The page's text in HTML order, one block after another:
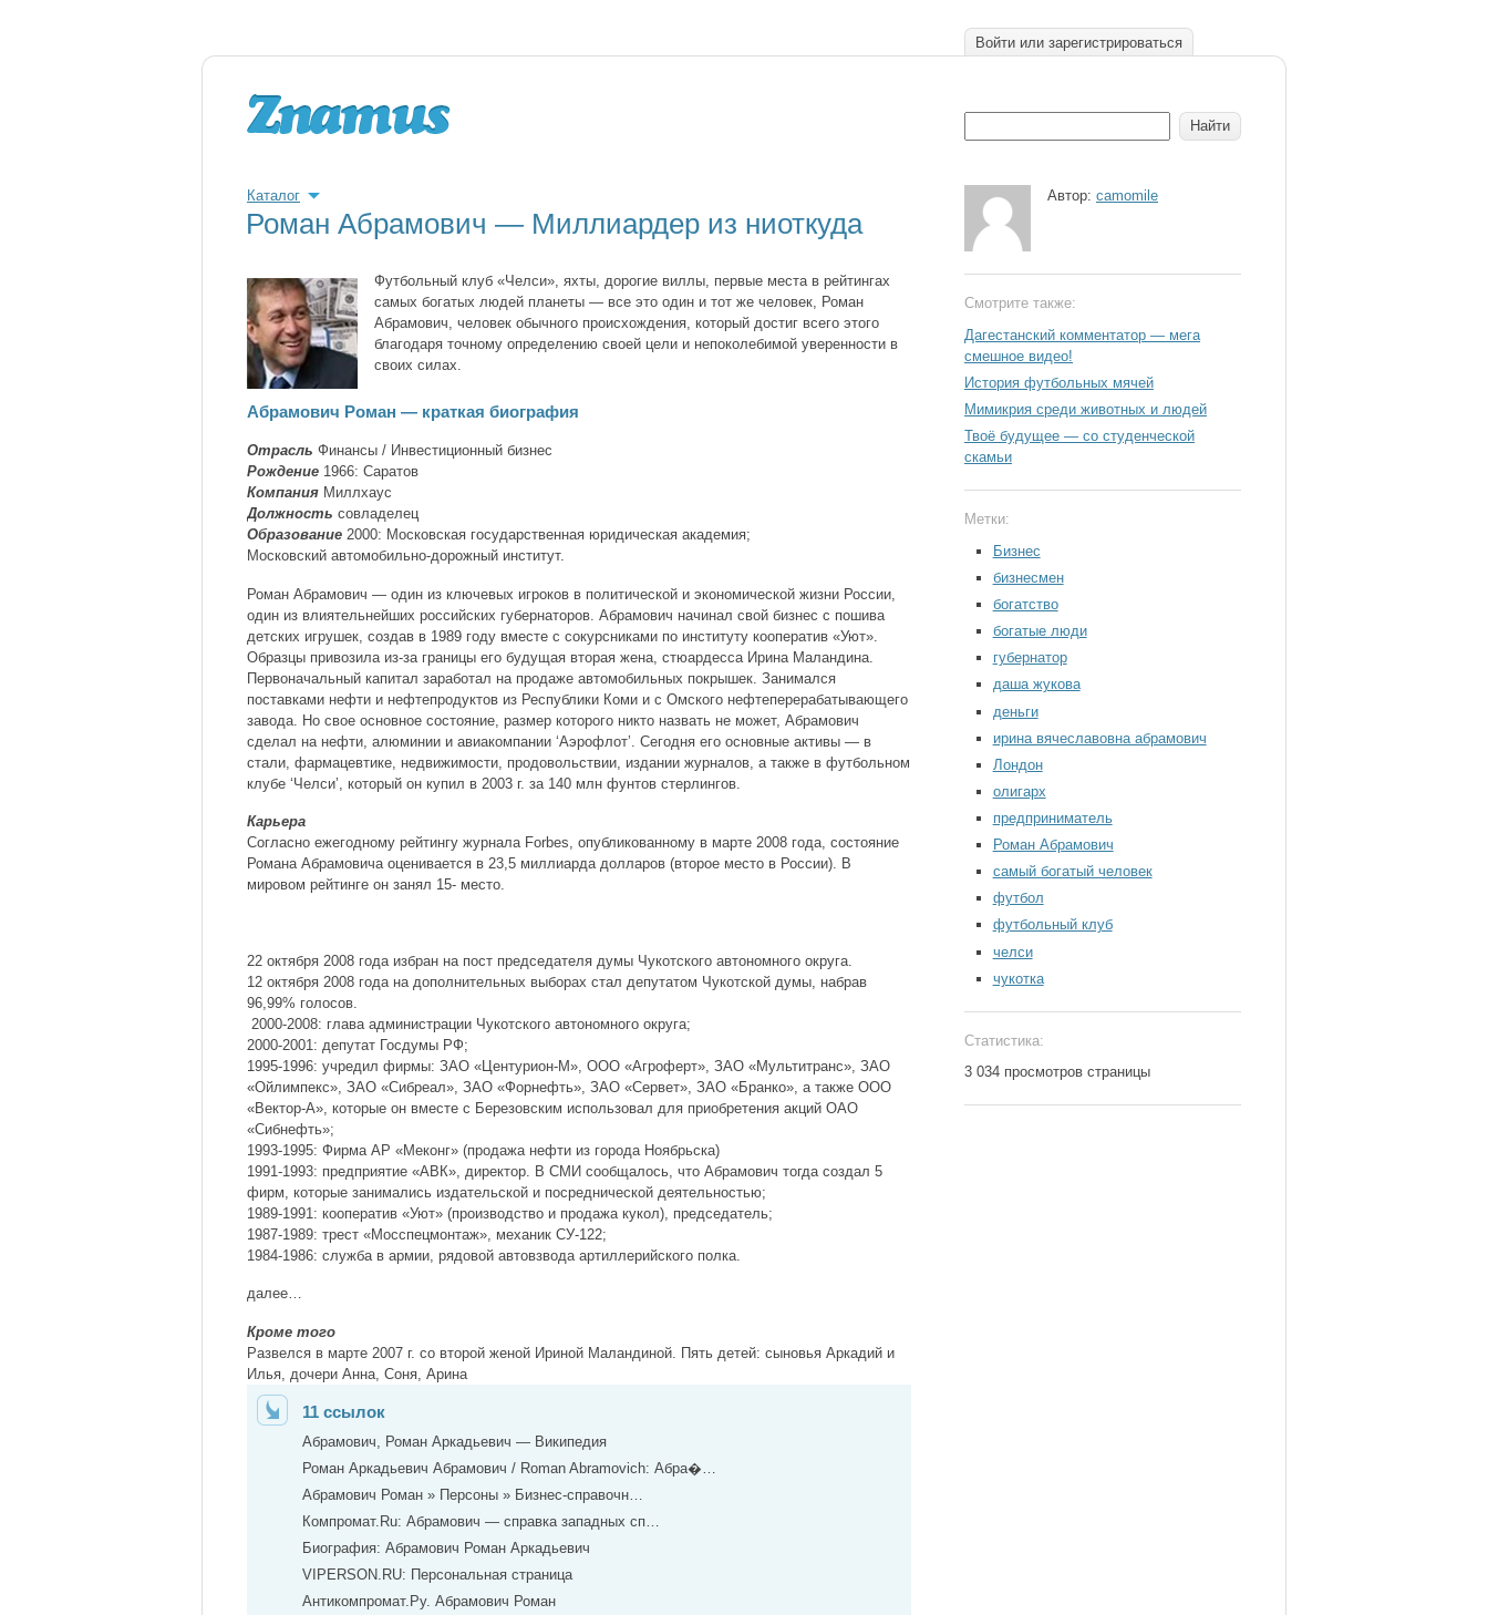
Войти или зарегистрироваться
Каталог
Роман Абрамович — Миллиардер из ниоткуда
Футбольный клуб «Челси», яхты, дорогие виллы, первые места в рейтингах
самых богатых людей планеты — все это один и тот же человек, Роман
Абрамович, человек обычного происхождения, который достиг всего этого
благодаря точному определению своей цели и непоколебимой уверенности в
своих силах.
Абрамович Роман — краткая биография
Отрасль Финансы / Инвестиционный бизнес
Рождение 1966: Саратов
Компания Миллхаус
Должность совладелец
Образование 2000: Московская государственная юридическая академия;
Московский автомобильно-дорожный институт.
Роман Абрамович — один из ключевых игроков в политической и экономической жизни России,
один из влиятельнейших российских губернаторов. Абрамович начинал свой бизнес с пошива
детских игрушек, создав в 1989 году вместе с сокурсниками по институту кооператив «Уют».
Образцы привозила из-за границы его будущая вторая жена, стюардесса Ирина Маландина.
Первоначальный капитал заработал на продаже автомобильных покрышек. Занимался
поставками нефти и нефтепродуктов из Республики Коми и с Омского нефтеперерабатывающего
завода. Но свое основное состояние, размер которого никто назвать не может, Абрамович
сделал на нефти, алюминии и авиакомпании ‘Аэрофлот’. Сегодня его основные активы — в
стали, фармацевтике, недвижимости, продовольствии, издании журналов, а также в футбольном
клубе ‘Челси’, который он купил в 2003 г. за 140 млн фунтов стерлингов.
Карьера
Согласно ежегодному рейтингу журнала Forbes, опубликованному в марте 2008 года, состояние
Романа Абрамовича оценивается в 23,5 миллиарда долларов (второе место в России). В
мировом рейтинге он занял 15‑ место.
22 октября 2008 года избран на пост председателя думы Чукотского автономного округа.
12 октября 2008 года на дополнительных выборах стал депутатом Чукотской думы, набрав
96,99% голосов.
2000-2008: глава администрации Чукотского автономного округа;
2000-2001: депутат Госдумы РФ;
1995-1996: учредил фирмы: ЗАО «Центурион-М», ООО «Агроферт», ЗАО «Мультитранс», ЗАО
«Ойлимпекс», ЗАО «Сибреал», ЗАО «Форнефть», ЗАО «Сервет», ЗАО «Бранко», а также ООО
«Вектор-А», которые он вместе с Березовским использовал для приобретения акций ОАО
«Сибнефть»;
1993-1995: Фирма АР «Меконг» (продажа нефти из города Ноябрьска)
1991-1993: предприятие «АВК», директор. В СМИ сообщалось, что Абрамович тогда создал 5
фирм, которые занимались издательской и посреднической деятельностью;
1989-1991: кооператив «Уют» (производство и продажа кукол), председатель;
1987-1989: трест «Мосспецмонтаж», механик СУ-122;
1984-1986: служба в армии, рядовой автовзвода артиллерийского полка.
далее…
Кроме того
Развелся в марте 2007 г. со второй женой Ириной Маландиной. Пять детей: сыновья Аркадий и
Илья, дочери Анна, Соня, Арина
11 ссылок
Абрамович, Роман Аркадьевич — Википедия
Роман Аркадьевич Абрамович / Roman Abramovich: Абра�…
Абрамович Роман » Персоны » Бизнес-справочн…
Компромат.Ru: Абрамович — справка западных сп…
Биография: Абрамович Роман Аркадьевич
VIPERSON.RU: Персональная страница
Антикомпромат.Ру. Абрамович Роман
Автор: camomile
Смотрите также:
Дагестанский комментатор — мега
смешное видео!
История футбольных мячей
Мимикрия среди животных и людей
Твоё будущее — со студенческой
скамьи
Метки:
Бизнес
бизнесмен
богатство
богатые люди
губернатор
даша жукова
деньги
ирина вячеславовна абрамович
Лондон
олигарх
предприниматель
Роман Абрамович
самый богатый человек
футбол
футбольный клуб
челси
чукотка
Статистика:
3 034 просмотров страницы